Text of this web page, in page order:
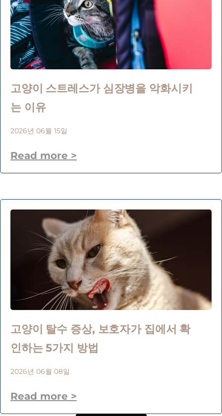
고양이 스트레스가 심장병을 악화시키
는 이유
2026년 06월 15일
Read more >
고양이 탈수 증상, 보호자가 집에서 확
인하는 5가지 방법
2026년 06월 08일
Read more >